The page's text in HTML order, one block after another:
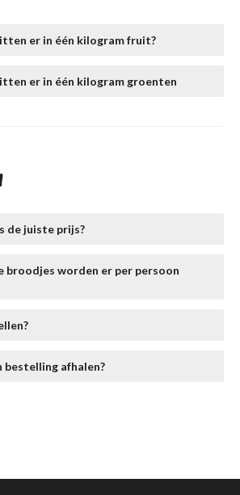
er in één kilogram fruit?
er in één kilogram groenten
de juiste prijs?
broodjes worden er per persoon
bestelling afhalen?